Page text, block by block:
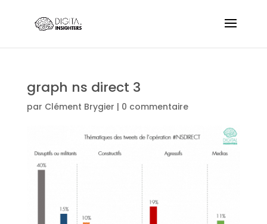
graph ns direct 3
par Clément Brygier | 0 commentaire